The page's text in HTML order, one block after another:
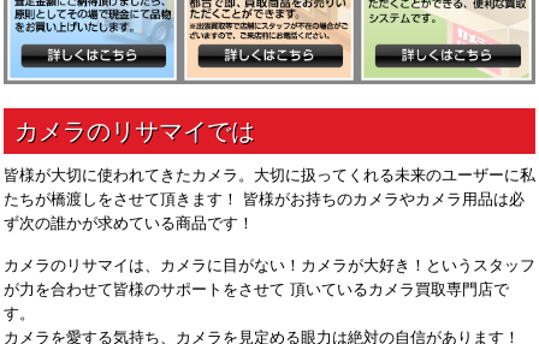
皆様が大切に使われてきたカメラ。大切に扱ってくれる未来のユーザーに私
たちが橋渡しをさせて頂きます！ 皆様がお持ちのカメラやカメラ用品は必
ず次の誰かが求めている商品です！
カメラのリサマイは、カメラに目がない！カメラが大好き！というスタッフ
が力を合わせて皆様のサポートをさせて 頂いているカメラ買取専門店で
す。
カメラを愛する気持ち、カメラを見定める眼力は絶対の自信があります！